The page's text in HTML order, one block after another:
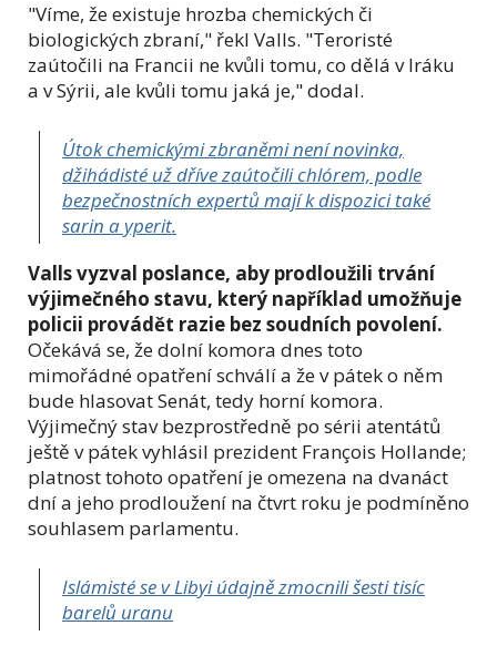
"Víme, že existuje hrozba chemických či
biologických zbraní," řekl Valls. "Teroristé
zaútočili na Francii ne kvůli tomu, co dělá v Iráku
a v Sýrii, ale kvůli tomu jaká je," dodal.
Útok chemickými zbraněmi není novinka,
džihádisté už dříve zaútočili chlórem, podle
bezpečnostních expertů mají k dispozici také
sarin a yperit.
Valls vyzval poslance, aby prodloužili trvání
výjimečného stavu, který například umožňuje
policii provádět razie bez soudních povolení.
Očekává se, že dolní komora dnes toto
mimořádné opatření schválí a že v pátek o něm
bude hlasovat Senát, tedy horní komora.
Výjimečný stav bezprostředně po sérii atentátů
ještě v pátek vyhlásil prezident François Hollande;
platnost tohoto opatření je omezena na dvanáct
dní a jeho prodloužení na čtvrt roku je podmíněno
souhlasem parlamentu.
Islámisté se v Libyi údajně zmocnili šesti tisíc
barelů uranu